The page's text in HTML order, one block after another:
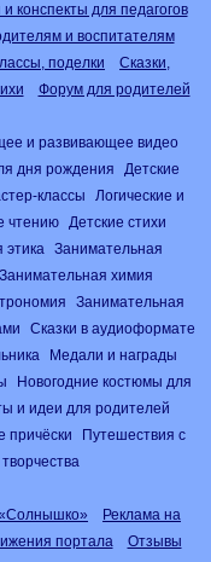
конспекты для педагогов
и воспитателям
поделки
Сказки,
Форум для родителей
и развивающее видео
дня рождения
Детские
классы
Логические и
чтению
Детские стихи
этика
Занимательная
Занимательная химия
Занимательная
Сказки в аудиоформате
Медали и награды
Новогодние костюмы для
и идеи для родителей
причёски
Путешествия с
Реклама на
портала
Отзывы